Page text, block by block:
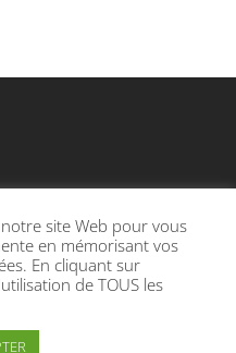
d’association avec l’Etat
DE CONFIDENTIALITÉ
site Web pour vous
en mémorisant vos
En cliquant sur
de TOUS les